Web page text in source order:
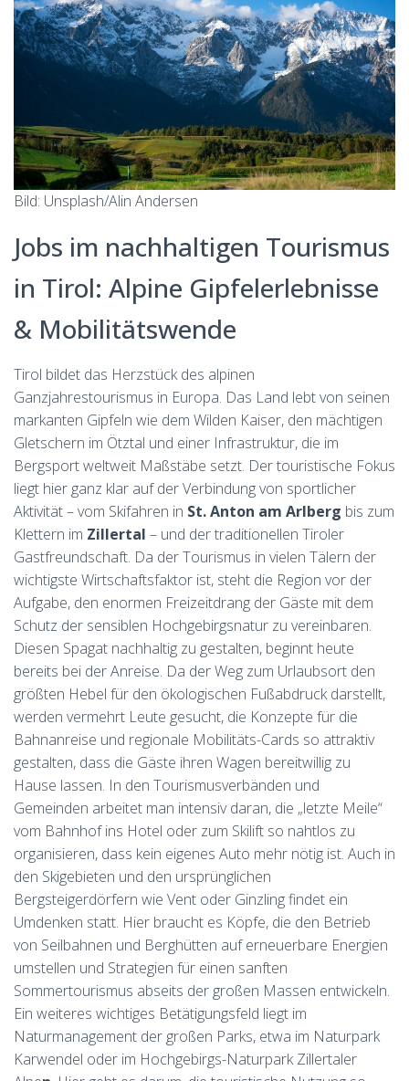
Bild: Unsplash/Alin Andersen
Jobs im nachhaltigen Tourismus
in Tirol: Alpine Gipfelerlebnisse
& Mobilitätswende
Tirol bildet das Herzstück des alpinen
Ganzjahrestourismus in Europa. Das Land lebt von seinen
markanten Gipfeln wie dem Wilden Kaiser, den mächtigen
Gletschern im Ötztal und einer Infrastruktur, die im
Bergsport weltweit Maßstäbe setzt. Der touristische Fokus
liegt hier ganz klar auf der Verbindung von sportlicher
Aktivität – vom Skifahren in St. Anton am Arlberg bis zum
Klettern im Zillertal – und der traditionellen Tiroler
Gastfreundschaft. Da der Tourismus in vielen Tälern der
wichtigste Wirtschaftsfaktor ist, steht die Region vor der
Aufgabe, den enormen Freizeitdrang der Gäste mit dem
Schutz der sensiblen Hochgebirgsnatur zu vereinbaren.
Diesen Spagat nachhaltig zu gestalten, beginnt heute
bereits bei der Anreise. Da der Weg zum Urlaubsort den
größten Hebel für den ökologischen Fußabdruck darstellt,
werden vermehrt Leute gesucht, die Konzepte für die
Bahnanreise und regionale Mobilitäts-Cards so attraktiv
gestalten, dass die Gäste ihren Wagen bereitwillig zu
Hause lassen. In den Tourismusverbänden und
Gemeinden arbeitet man intensiv daran, die „letzte Meile“
vom Bahnhof ins Hotel oder zum Skilift so nahtlos zu
organisieren, dass kein eigenes Auto mehr nötig ist. Auch in
den Skigebieten und den ursprünglichen
Bergsteigerdörfern wie Vent oder Ginzling findet ein
Umdenken statt. Hier braucht es Köpfe, die den Betrieb
von Seilbahnen und Berghütten auf erneuerbare Energien
umstellen und Strategien für einen sanften
Sommertourismus abseits der großen Massen entwickeln.
Ein weiteres wichtiges Betätigungsfeld liegt im
Naturmanagement der großen Parks, etwa im Naturpark
Karwendel oder im Hochgebirgs-Naturpark Zillertaler